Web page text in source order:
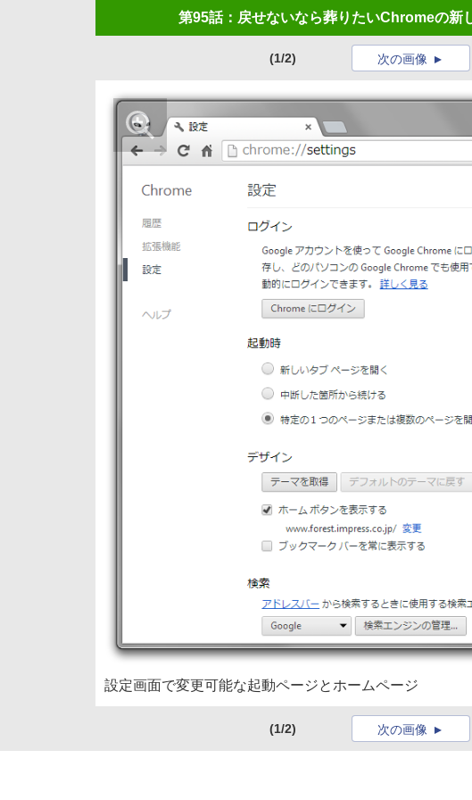
第95話：戻せないなら葬りたいChromeの新
(1/2) 次の画像
設定画面で変更可能な起動ページとホームページ
(1/2) 次の画像